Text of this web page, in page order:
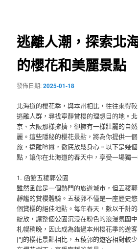
逃離人潮，探索北
的櫻花和美麗景點
發佈日期:2025-01-18
北海道的櫻花季，與本州相比，往往來得
逃離人群，尋找寧靜賞櫻的理想目的地。
京、大阪那樣擁擠，卻擁有一樣壯麗的自
麗。這些隱秘的櫻花景點，將為你提供一
旅，遠離喧囂，徹底放鬆身心。以下是幾
點，讓你在北海道的春天中，享受一場獨
1. 函館五稜郭公園
雖然函館是一個熱門的旅遊城市，但五稜
靜謐的賞櫻體驗。五稜郭不僅是一座歷史
個賞櫻的絕佳地點。每年春天，數以千計
綻放，讓整個公園沉浸在粉色的浪漫氛圍
札幌稍晚，因此成為錯過本州櫻花季的遊
門的櫻花景點相比，五稜郭的遊客相對較